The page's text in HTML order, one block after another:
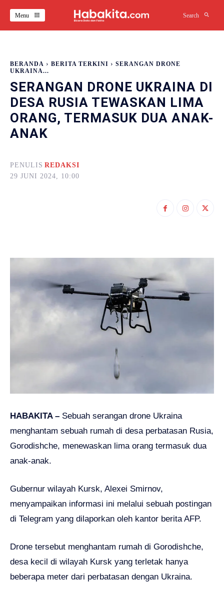
Menu Search
BERANDA BERITA TERKINI
SERANGAN DRONE
UKRAINA...
SERANGAN DRONE UKRAINA DI
DESA RUSIA TEWASKAN LIMA
ORANG, TERMASUK DUA ANAK-
ANAK
PENULIS REDAKSI
29 JUNI 2024, 10:00
HABAKITA – Sebuah serangan drone Ukraina
menghantam sebuah rumah di desa perbatasan Rusia,
Gorodishche, menewaskan lima orang termasuk dua
anak-anak.
Gubernur wilayah Kursk, Alexei Smirnov,
menyampaikan informasi ini melalui sebuah postingan
di Telegram yang dilaporkan oleh kantor berita AFP.
Drone tersebut menghantam rumah di Gorodishche,
desa kecil di wilayah Kursk yang terletak hanya
beberapa meter dari perbatasan dengan Ukraina.